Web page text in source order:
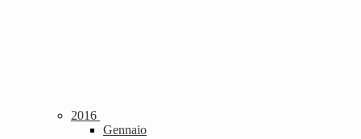
2016
Gennaio